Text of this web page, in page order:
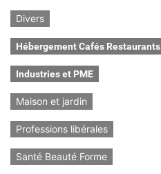
Divers
Hébergement Cafés Restaurants
Industries et PME
Maison et jardin
Professions libérales
Santé Beauté Forme